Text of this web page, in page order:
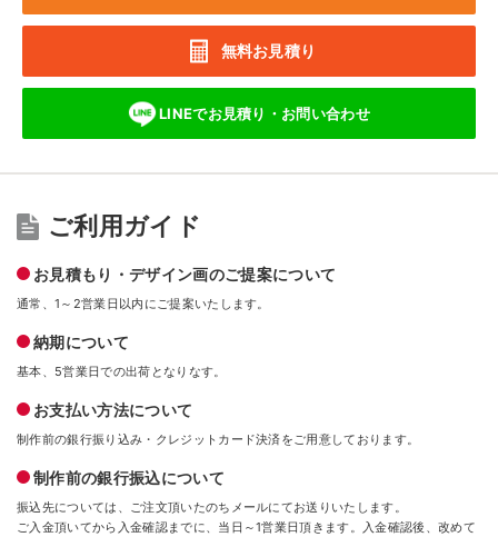
無料お見積り
LINEでお見積り・ お問い合わせ
ご利用ガイド
お見積もり・デザイン画のご提案について
通常、1～2営業日以内にご提案いたします。
納期について
基本、5営業日での出荷となりなす。
お支払い方法について
制作前の銀行振り込み・クレジットカード決済をご用意しております。
制作前の銀行振込について
振込先については、ご注文頂いたのちメールにてお送りいたします。
ご入金頂いてから入金確認までに、当日～1営業日頂きます。入金確認後、改めて